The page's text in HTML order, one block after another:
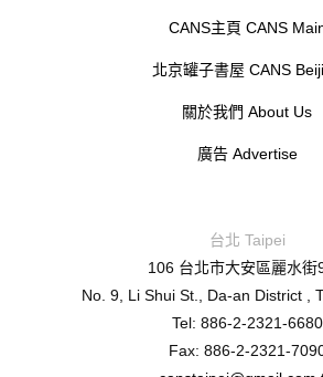
廣告 Advertise
關於我們 About Us
CANS主頁 CANS
北京罐子書屋 CANS
台北 Taipei
106 台北市大安區麗水街
No. 9, Li Shui St., Da-an District ,
Tel: 886-2-2321-6680
Fax: 886-2-2321-